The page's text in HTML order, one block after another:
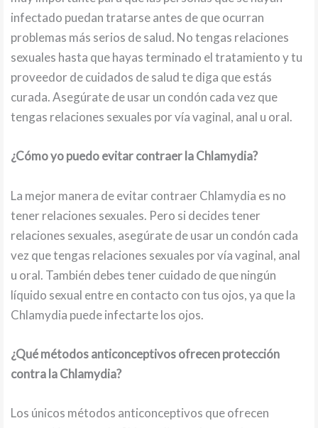
infectado puedan tratarse antes de que ocurran
problemas más serios de salud. No tengas relaciones
sexuales hasta que hayas terminado el tratamiento y tu
proveedor de cuidados de salud te diga que estás
curada. Asegúrate de usar un condón cada vez que
tengas relaciones sexuales por vía vaginal, anal u oral.
¿Cómo yo puedo evitar contraer la Chlamydia?
La mejor manera de evitar contraer Chlamydia es no
tener relaciones sexuales. Pero si decides tener
relaciones sexuales, asegúrate de usar un condón cada
vez que tengas relaciones sexuales por vía vaginal, anal
u oral. También debes tener cuidado de que ningún
líquido sexual entre en contacto con tus ojos, ya que la
Chlamydia puede infectarte los ojos.
¿Qué métodos anticonceptivos ofrecen protección
contra la Chlamydia?
Los únicos métodos anticonceptivos que ofrecen